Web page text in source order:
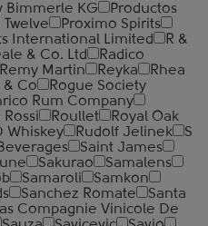
Bimmerle KG
Productos
Twelve
Proximo Spirits
International Limited
R &
& Co. Ltd
Radico
Remy Martin Reyka
Rhea
& Co
Rogue Society
Rum Company
Rossi Roullet
Royal Oak
Whiskey Rudolf Jelinek
S
Saint James
Sakurao
Samalens
Samaroli
Samkon
Sanchez Romate
Santa
Compagnie Vinicole De